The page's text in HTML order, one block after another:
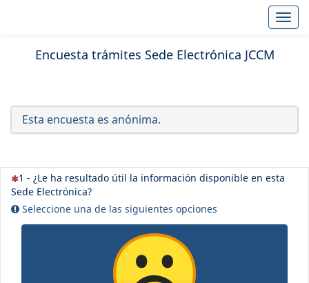
Encuesta trámites Sede Electrónica JCCM
Esta encuesta es anónima.
(Esta pregunta es obligatoria)
1 - ¿Le ha resultado útil la información disponible en esta
Sede Electrónica?
Seleccione una de las siguientes opciones